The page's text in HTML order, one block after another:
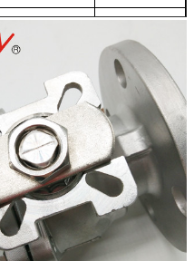
نموذج
1) نموذج منصة عالية 2) التعامل مع النموذج